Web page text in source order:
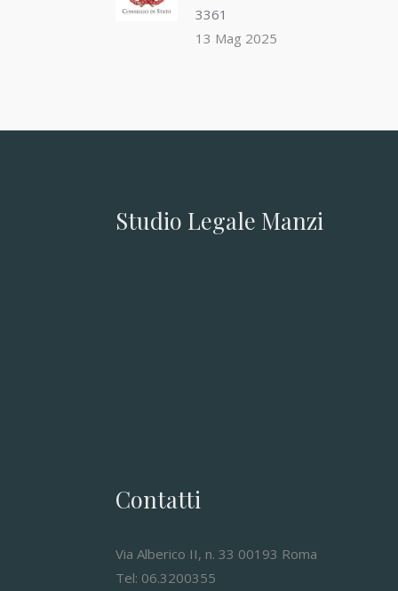
3361
13 Mag 2025
Studio Legale Manzi
Contatti
Via Alberico II, n. 33 00193 Roma
Tel: 06.3200355